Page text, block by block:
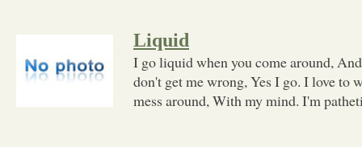
Liquid
I go liquid when you come around,
don't get me wrong, Yes I go. I love to
mess around, With my mind. I'm